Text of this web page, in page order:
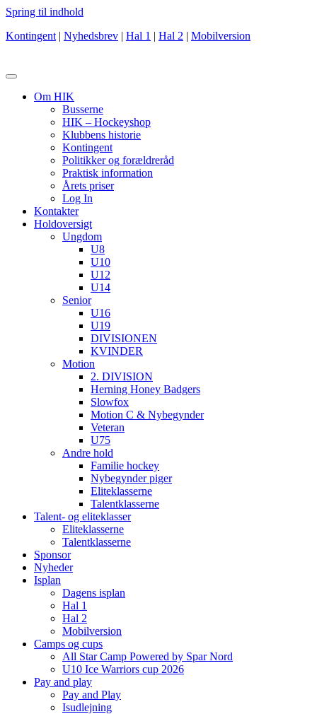
Spring til indhold
Kontingent | Nyhedsbrev | Hal 1 | Hal 2 | Mobilversion
Om HIK
Busserne
HIK – Hockeyshop
Klubbens historie
Kontingent
Politikker og forældreråd
Praktisk information
Årets priser
Log In
Kontakter
Holdoversigt
Ungdom
U8
U10
U12
U14
Senior
U16
U19
DIVISIONEN
KVINDER
Motion
2. DIVISION
Herning Honey Badgers
Slowfox
Motion C & Nybegynder
Veteran
U75
Andre hold
Familie hockey
Nybegynder piger
Eliteklasserne
Talentklasserne
Talent- og eliteklasser
Eliteklasserne
Talentklasserne
Sponsor
Nyheder
Isplan
Dagens isplan
Hal 1
Hal 2
Mobilversion
Camps og cups
All Star Camp Powered by Spar Nord
U10 Ice Warriors cup 2026
Pay and play
Pay and Play
Isudlejning